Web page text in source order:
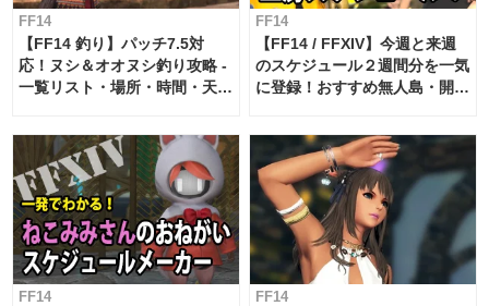
FF14
【FF14 釣り】パッチ7.5対
応！ヌシ＆オオヌシ釣り攻略 -
一覧リスト・場所・時間・天
FF14
【FF14 / FFXIV】今週と来週
のスケジュール２週間分を一気
に登録！おすすめ無人島・開拓
FF14 FF14